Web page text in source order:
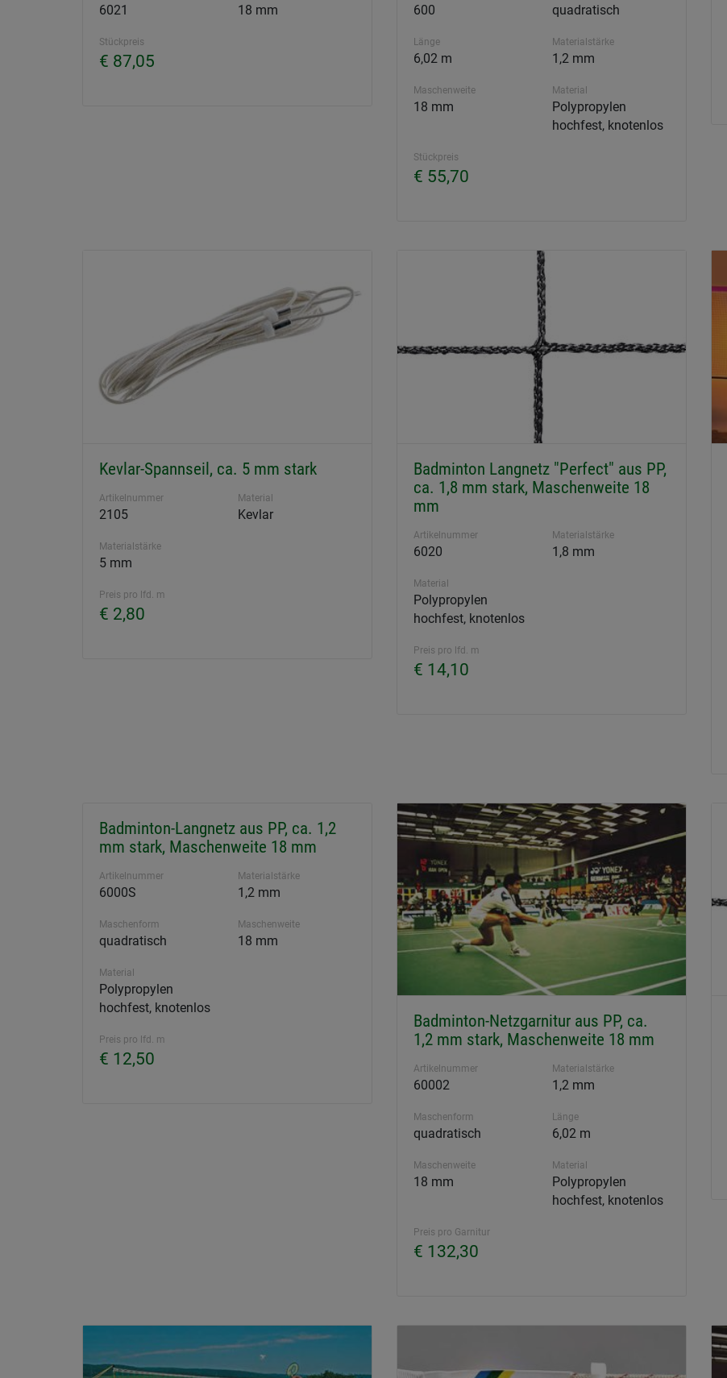
6021 18 mm
Stückpreis
€ 87,05
600 quadratisch
Länge
6,02 m
Materialstärke
1,2 mm
Maschenweite
18 mm
Material
Polypropylen
hochfest, knotenlos
Stückpreis
€ 55,70
Kevlar-Spannseil, ca. 5 mm stark
Artikelnummer
2105
Material
Kevlar
Materialstärke
5 mm
Preis pro lfd. m
€ 2,80
Badminton Langnetz "Perfect" aus PP,
ca. 1,8 mm stark, Maschenweite 18
mm
Artikelnummer
6020
Materialstärke
1,8 mm
Material
Polypropylen
hochfest, knotenlos
Preis pro lfd. m
€ 14,10
Badminton-Langnetz aus PP, ca. 1,2
mm stark, Maschenweite 18 mm
Artikelnummer
6000S
Materialstärke
1,2 mm
Maschenform
quadratisch
Maschenweite
18 mm
Material
Polypropylen
hochfest, knotenlos
Preis pro lfd. m
€ 12,50
Badminton-Netzgarnitur aus PP, ca.
1,2 mm stark, Maschenweite 18 mm
Artikelnummer
60002
Materialstärke
1,2 mm
Maschenform
quadratisch
Länge
6,02 m
Maschenweite
18 mm
Material
Polypropylen
hochfest, knotenlos
Preis pro Garnitur
€ 132,30